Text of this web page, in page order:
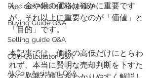
Precious Metals Guide Q&A
Buying Guide Q&A
Selling guide Q&A
Coin Calculator Q&A
AI Coin Assistant Q&A
ん。金や銀の価格は確かに重要です
が、それ以上に重要なのが「価値」と
「目的」です。
本記事では、価格の高低だけにとらわ
れず、本当に賢明な売却判断を下すた